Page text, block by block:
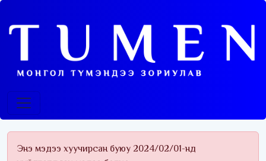
Энэ мэдээ хуучирсан буюу 2024/02/01-нд